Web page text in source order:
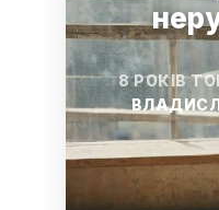
8 РОКІВ